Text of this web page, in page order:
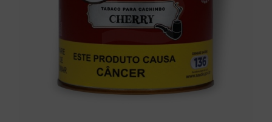
Piteiras para Cigarro
Limpadores para Cachimbo
Bolsas para Cachimbo
Cortadores de Charuto